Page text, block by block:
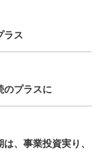
ラス
のプラスに
、事業投資実り、